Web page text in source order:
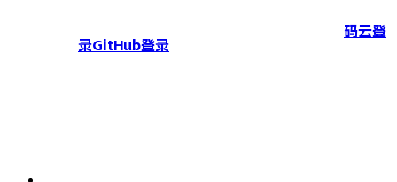
码云登
录GitHub登录